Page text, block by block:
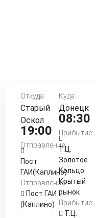
Откуда:
Старый
Оскол
19:00
Отправление:
Пост
ГАИ(Каплино)
Отправление:
Пост ГАИ
(Каплино)
Куда:
Донецк
08:30
Прибытие:
Т.Ц.
Золотое
Кольцо
Крытый
рынок
Прибытие:
Т.Ц.